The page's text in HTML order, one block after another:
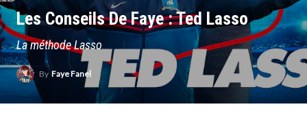
Les Conseils De Faye : Ted Lasso
La méthode Lasso
By Faye Fanel